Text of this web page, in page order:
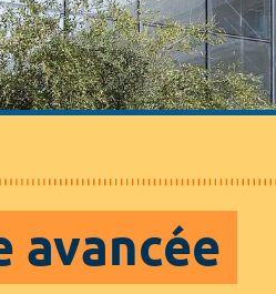
avancée